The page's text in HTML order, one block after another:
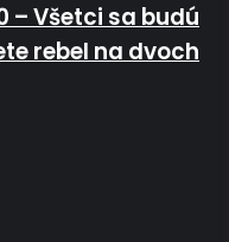
– Všetci sa budú
rebel na dvoch